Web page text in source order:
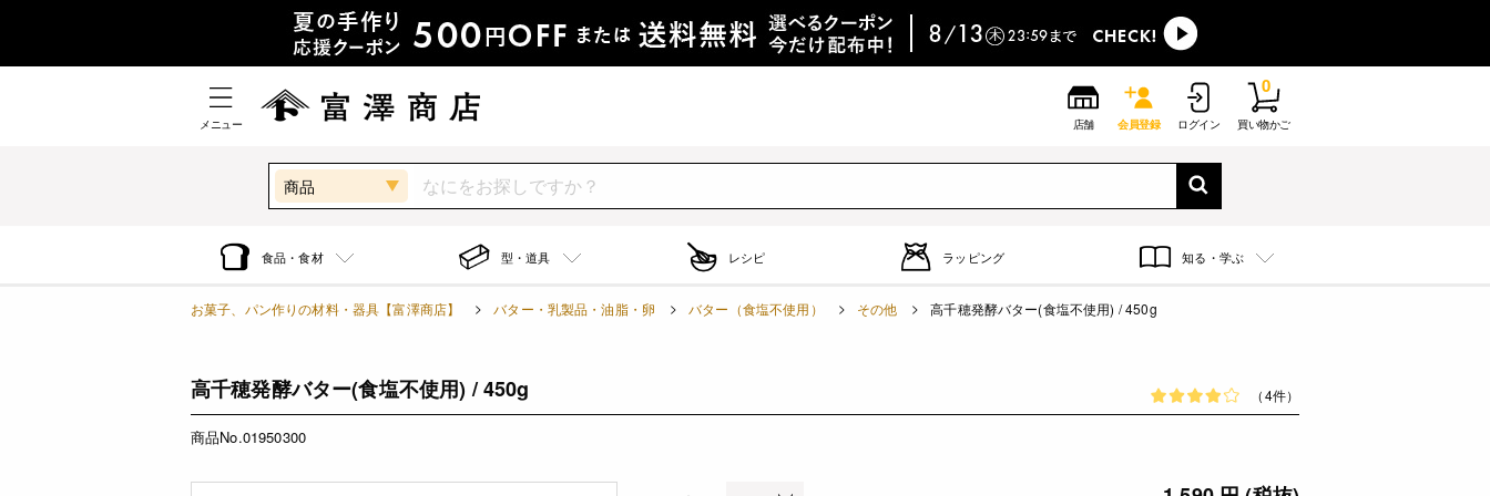
メニュー 店舗 会員登録 ログイン 買い物かご
0
商品
食品・食材 型・道具 レシピ ラッピング 知る・学ぶ
お菓子、パン作りの材料・器具【富澤商店】 バター・乳製品・油脂・卵 バター（食塩不使用） その他 高千穂発酵バター(食塩不使用) / 450g
高千穂発酵バター(食塩不使用) / 450g （4件）
商品No.01950300